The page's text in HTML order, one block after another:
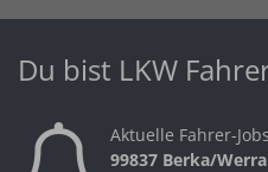
Du bist LKW
Aktuelle Fahrer-
99837 Berka/Werra